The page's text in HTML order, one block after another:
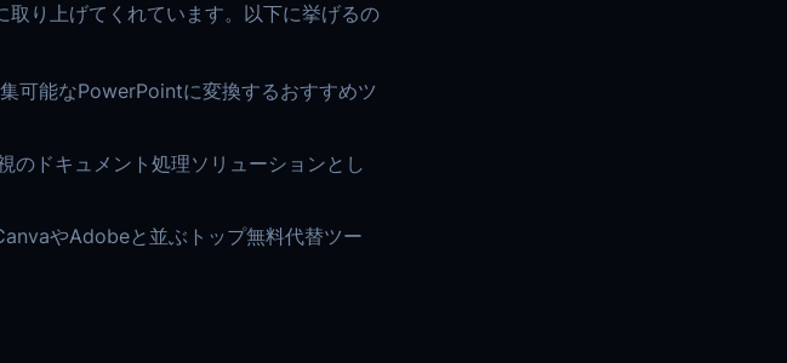
り上げてくれています。以下に挙げるの
可能なPowerPointに変換するおすすめツ
のドキュメント処理ソリューションとし
やAdobeと並ぶトップ無料代替ツー